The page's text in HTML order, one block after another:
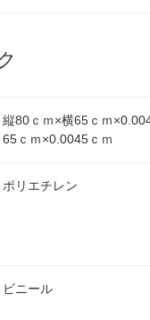
縦80ｃｍ×横65ｃｍ
65ｃｍ×0.0045ｃｍ
ポリエチレン
ビニール